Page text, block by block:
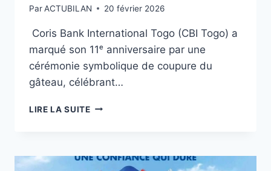
ParACTUBILAN 20 février 2026
Coris Bank International Togo (CBI Togo) a
marqué son 11ᵉ anniversaire par une
cérémonie symbolique de coupure du
gâteau, célébrant…
LIRE LA SUITECORIS
CÉLÈBRE